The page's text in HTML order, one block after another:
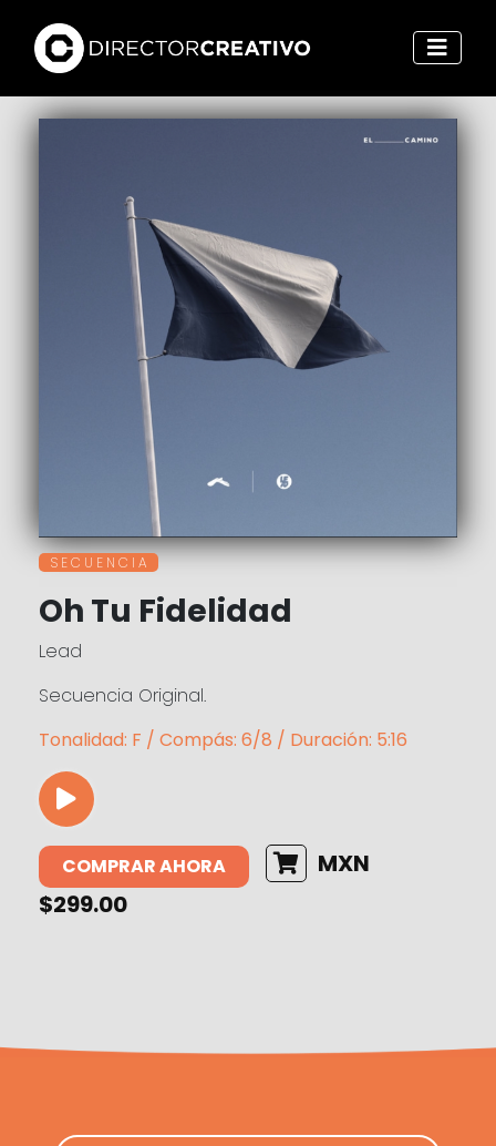
S E C U E N C I A
Oh Tu Fidelidad
Lead
Secuencia Original.
Tonalidad: F / Compás: 6/8 / Duración: 5:16
COMPRAR AHORA
MXN
$299.00